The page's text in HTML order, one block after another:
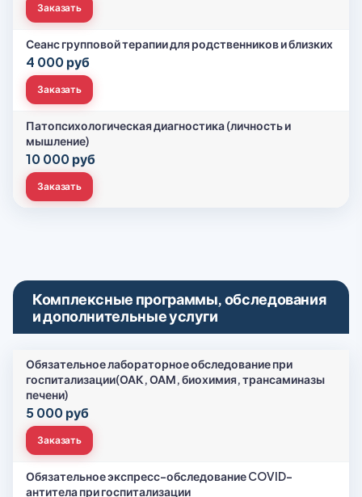
Заказать
Сеанс групповой терапии для родственников и близких
4 000 руб
Заказать
Патопсихологическая диагностика (личность и
мышление)
10 000 руб
Заказать
Комплексные программы, обследования
и дополнительные услуги
Обязательное лабораторное обследование при
госпитализации(ОАК, ОАМ, биохимия, трансаминазы
печени)
5 000 руб
Заказать
Обязательное экспресс-обследование COVID-
антитела при госпитализации